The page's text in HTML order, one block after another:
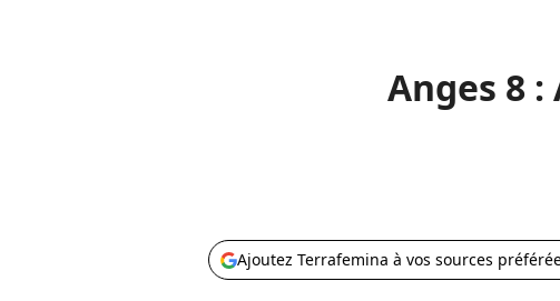
Anges 8
Ajoutez Terrafemina à vos sources